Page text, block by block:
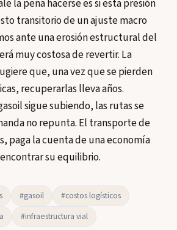
la pena hacerse es si esta presión
transitorio de un ajuste macro
ante una erosión estructural del
muy costosa de revertir. La
que, una vez que se pierden
recuperarlas lleva años.
sigue subiendo, las rutas se
no repunta. El transporte de
paga la cuenta de una economía
su equilibrio.
#gasoil
#costos logísticos
#infraestructura vial